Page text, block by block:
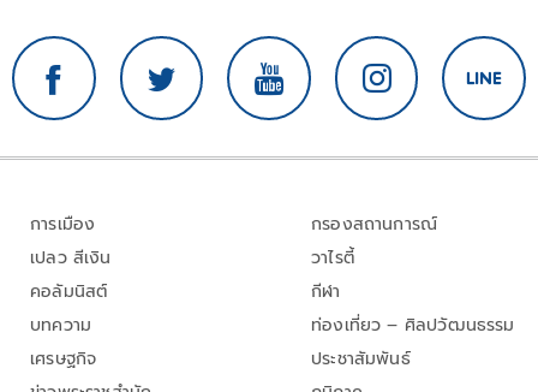
การเมือง
เปลว สีเงิน
คอลัมนิสต์
บทความ
เศรษฐกิจ
กรองสถานการณ์
วาไรตี้
กีฬา
ท่องเที่ยว – ศิลปวัฒนธรรม
ประชาสัมพันธ์